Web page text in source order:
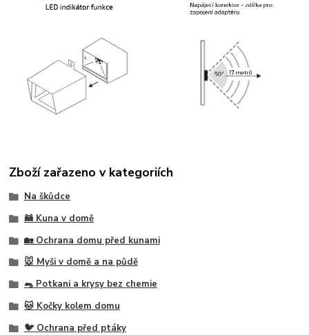
Zboží zařazeno v kategoriích
Na škůdce
🦝 Kuna v domě
🏡 Ochrana domu před kunami
🐭 Myši v domě a na půdě
🐀 Potkani a krysy bez chemie
🐱 Kočky kolem domu
🐦 Ochrana před ptáky